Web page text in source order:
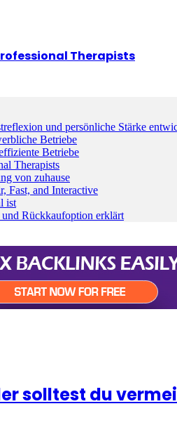
Therapists
und persönliche Stärke
Betriebe
Betriebe
Therapists
von zuhause
Fast, and Interactive
ist
Rückkaufoption erklärt
solltest du